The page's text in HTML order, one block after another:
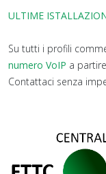
ULTIME
Su tutti i profili
numero VoIP a
Contattaci senza